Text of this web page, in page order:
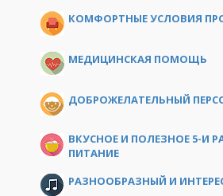
КОМФОРТНЫЕ УСЛОВИЯ
МЕДИЦИНСКАЯ ПОМОЩЬ
ДОБРОЖЕЛАТЕЛЬНЫЙ
ВКУСНОЕ И ПОЛЕЗНОЕ 5-И
ПИТАНИЕ
РАЗНООБРАЗНЫЙ И